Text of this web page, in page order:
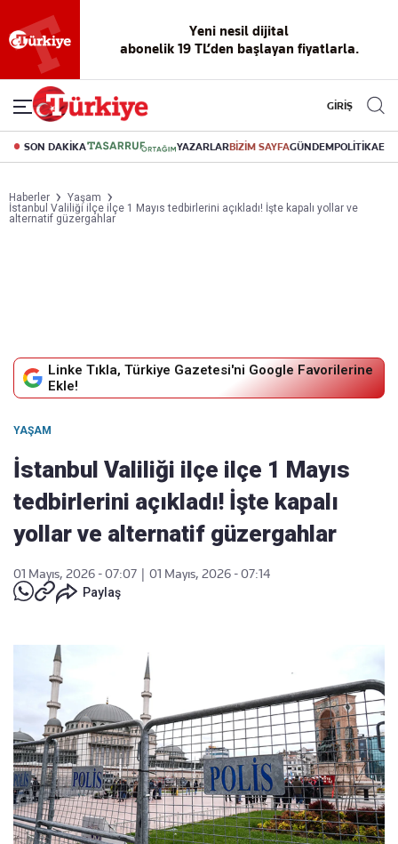
okuma
deneyimi
dijital arşiv
Akıllı haber
asistanı
Eski gazeteleri
indirme
canlı soru
cevap
GİRİŞ
SON DAKİKA YAZARLARBİZİM SAYFAGÜNDEMPOLİTİKA
Haberler
Yaşam
İstanbul Valiliği ilçe ilçe 1 Mayıs tedbirlerini açıkladı! İşte kapalı yollar ve
alternatif güzergahlar
Linke Tıkla, Türkiye Gazetesi'ni Google Favorilerine
Ekle!
YAŞAM
İstanbul Valiliği ilçe ilçe 1 Mayıs
tedbirlerini açıkladı! İşte kapalı
yollar ve alternatif güzergahlar
01 Mayıs, 2026 - 07:07
01 Mayıs, 2026 - 07:14
Paylaş